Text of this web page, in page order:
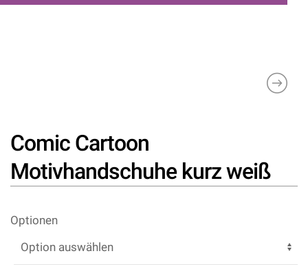
Comic Cartoon
Motivhandschuhe kurz weiß
Optionen